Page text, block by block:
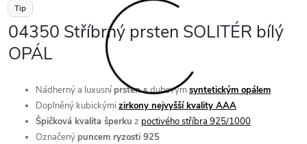
Tip
04350 Stříbrný prsten SOLITÉR bílý
OPÁL
Nádherný a luxusníprsten sduhovým syntetickým opálem
Doplněný kubickými zirkony nejvyšší kvality AAA
Špičková kvalita šperku z poctivého stříbra 925/1000
Označenýpuncem ryzosti 925